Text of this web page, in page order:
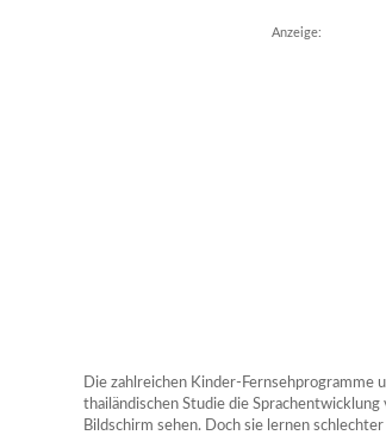
Anzeige:
Die zahlreichen Kinder-Fernsehprogramme
thailändischen Studie die
Bildschirm sehen. Doch sie lernen